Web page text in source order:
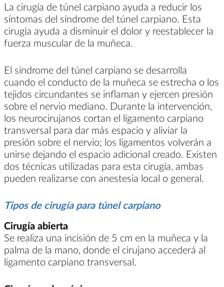
La cirugía de túnel carpiano ayuda a reducir los
síntomas del síndrome del túnel carpiano. Esta
cirugía ayuda a disminuir el dolor y reestablecer la
fuerza muscular de la muñeca.
El síndrome del túnel carpiano se desarrolla
cuando el conducto de la muñeca se estrecha o los
tejidos circundantes se inflaman y ejercen presión
sobre el nervio mediano. Durante la intervención,
los neurocirujanos cortan el ligamento carpiano
transversal para dar más espacio y aliviar la
presión sobre el nervio; los ligamentos volverán a
unirse dejando el espacio adicional creado. Existen
dos técnicas utilizadas para esta cirugía, ambas
pueden realizarse con anestesia local o general.
Tipos de cirugía para túnel carpiano
Cirugía abierta
Se realiza una incisión de 5 cm en la muñeca y la
palma de la mano, donde el cirujano accederá al
ligamento carpiano transversal.